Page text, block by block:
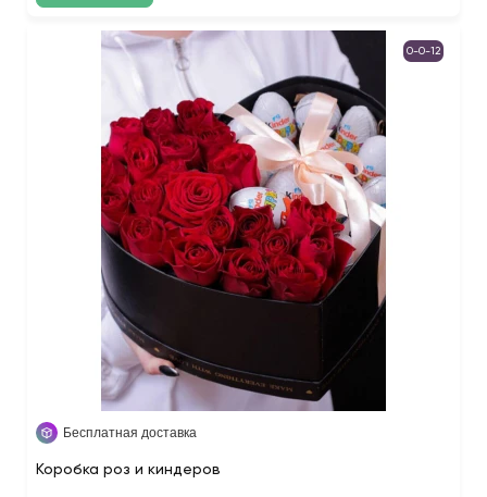
0-0-12
Бесплатная доставка
Коробка роз и киндеров